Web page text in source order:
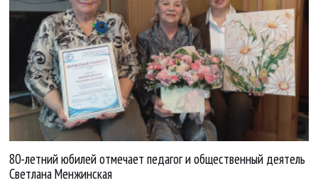
80-летний юбилей отмечает педагог и общественный деятель
Светлана Менжинская